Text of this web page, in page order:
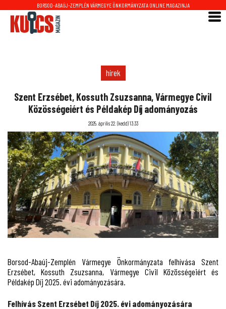
BORSOD-ABAÚJ-ZEMPLÉN VÁRMEGYE ÖNKORMÁNYZATA ONLINE MAGAZINJA
hírek
Szent Erzsébet, Kossuth Zsuzsanna, Vármegye Civil
Közösségeiért és Példakép Díj adományozás
2025. április 22. (kedd) 13:33
Borsod-Abaúj-Zemplén Vármegye Önkormányzata felhívása Szent
Erzsébet, Kossuth Zsuzsanna, Vármegye Civil Közösségeiért és
Példakép Díj 2025. évi adományozására.
Felhívás Szent Erzsébet Díj 2025. évi adományozására